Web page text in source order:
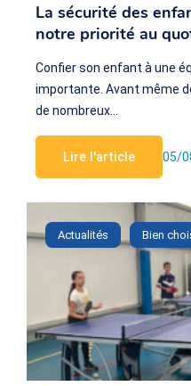
La sécurité des
notre priorité au
Confier son enfant à une
importante. Avant même
de nombreux…
Lire l'article 05/
Actualités Bien